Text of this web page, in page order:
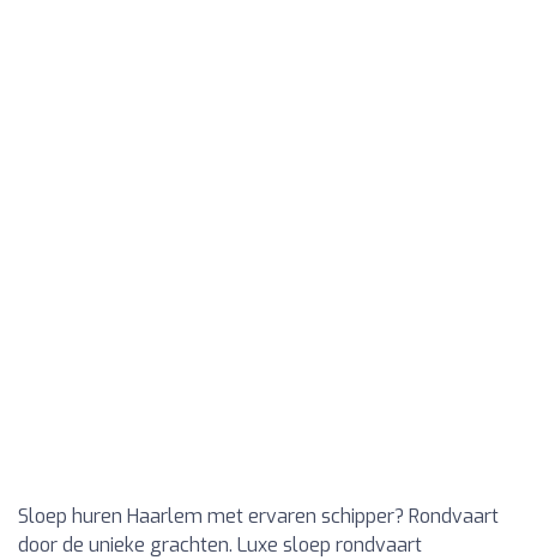
Sloep huren Haarlem met ervaren schipper? Rondvaart
door de unieke grachten. Luxe sloep rondvaart